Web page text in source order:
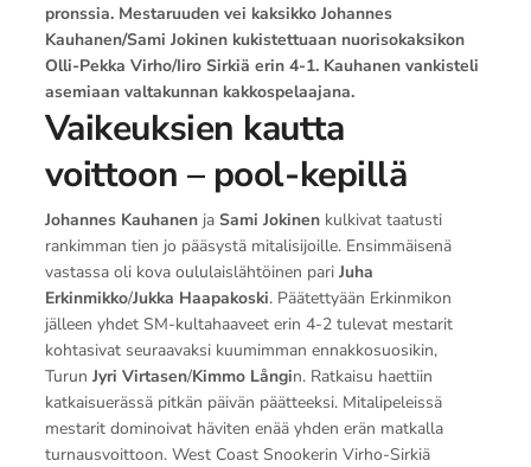
pronssia. Mestaruuden vei kaksikko Johannes
Kauhanen/Sami Jokinen kukistettuaan nuorisokaksikon
Olli-Pekka Virho/Iiro Sirkiä erin 4-1. Kauhanen vankisteli
asemiaan valtakunnan kakkospelaajana.
Vaikeuksien kautta
voittoon – pool-kepillä
Johannes Kauhanenja Sami Jokinenkulkivat taatusti
rankimman tien jo pääsystä mitalisijoille. Ensimmäisenä
vastassa oli kova oululaislähtöinen pari Juha
Erkinmikko/Jukka Haapakoski. Päätettyään Erkinmikon
jälleen yhdet SM-kultahaaveet erin 4-2 tulevat mestarit
kohtasivat seuraavaksi kuumimman ennakkosuosikin,
Turun Jyri Virtasen/Kimmo Långin. Ratkaisu haettiin
katkaisuerässä pitkän päivän päätteeksi. Mitalipeleissä
mestarit dominoivat häviten enää yhden erän matkalla
turnausvoittoon. West Coast Snookerin Virho-Sirkiä